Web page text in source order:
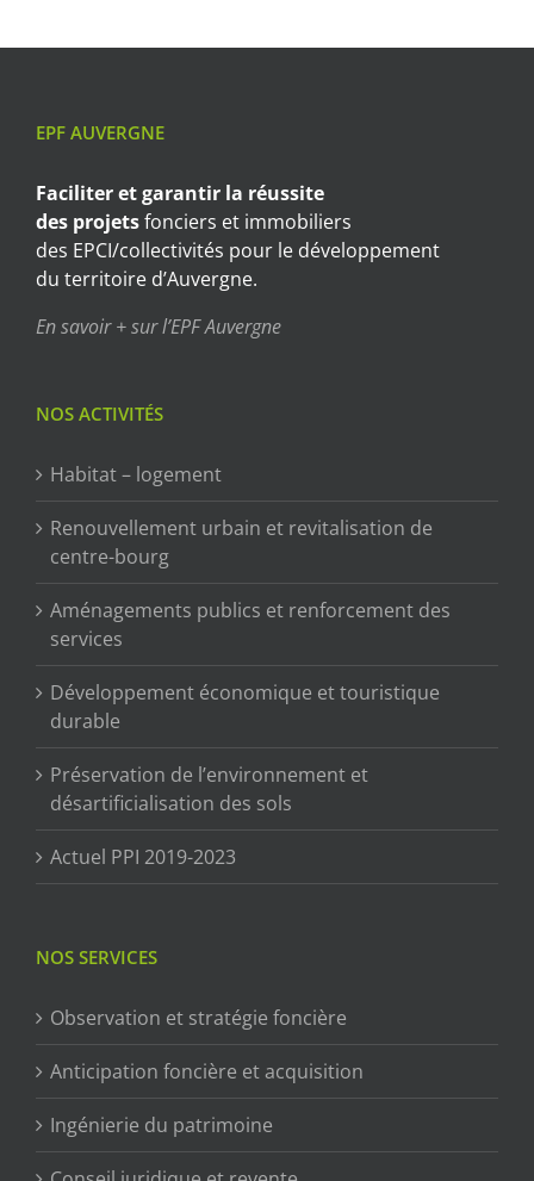
EPF AUVERGNE
Faciliter et garantir la réussite
des projetsfonciers et immobiliers
des EPCI/collectivités pour le développement
du territoire d’Auvergne.
En savoir + sur l’EPF Auvergne
NOS ACTIVITÉS
Habitat – logement
Renouvellement urbain et revitalisation de
centre-bourg
Aménagements publics et renforcement des
services
Développement économique et touristique
durable
Préservation de l’environnement et
désartificialisation des sols
Actuel PPI 2019-2023
NOS SERVICES
Observation et stratégie foncière
Anticipation foncière et acquisition
Ingénierie du patrimoine